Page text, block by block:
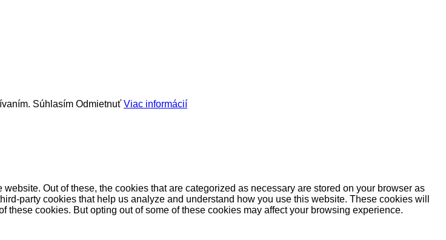
Súhlasím Odmietnuť Viac informácií
Out of these, the cookies that are categorized as necessary are stored on your browser as
party cookies that help us analyze and understand how you use this website. These cookies will
cookies. But opting out of some of these cookies may affect your browsing experience.